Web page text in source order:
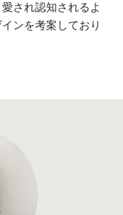
され認知されるよ
インを考案しており